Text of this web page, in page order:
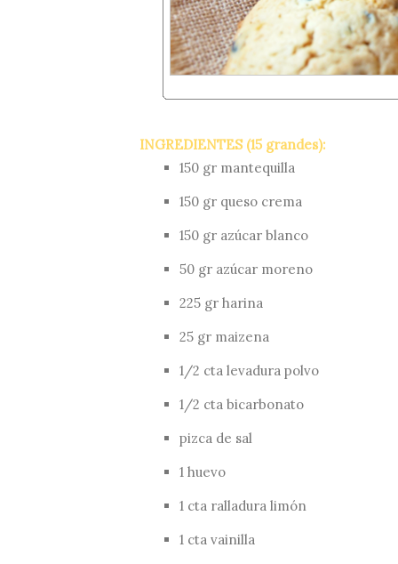
INGREDIENTES (15 grandes):
150 gr mantequilla
150 gr queso crema
150 gr azúcar blanco
50 gr azúcar moreno
225 gr harina
25 gr maizena
1/2 cta levadura polvo
1/2 cta bicarbonato
pizca de sal
1 huevo
1 cta ralladura limón
1 cta vainilla